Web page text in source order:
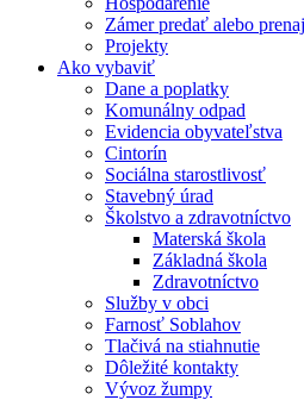
Zámer predať alebo
Projekty
Ako vybaviť
Dane a poplatky
Komunálny odpad
Evidencia obyvateľstva
Cintorín
Sociálna starostlivosť
Stavebný úrad
Školstvo a zdravotníctvo
Materská škola
Základná škola
Zdravotníctvo
Služby v obci
Farnosť Soblahov
Tlačivá na stiahnutie
Dôležité kontakty
Vývoz žumpy